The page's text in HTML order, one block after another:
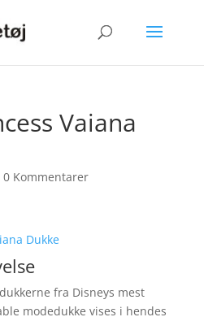
Vaiana
0 Kommentarer
fra Disneys mest
modedukke vises i hendes